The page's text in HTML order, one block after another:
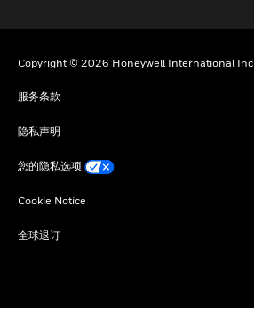
Copyright © 2026 Honeywell International Inc
服务条款
隐私声明
您的隐私选项
Cookie Notice
全球退订